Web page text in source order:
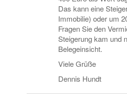
Das kann eine
Immobilie) oder um
Fragen Sie den
Steigerung kam und
Belegeinsicht.
Viele Grüße
Dennis Hundt